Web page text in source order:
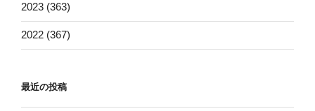
2023 (363)
2022 (367)
最近の投稿